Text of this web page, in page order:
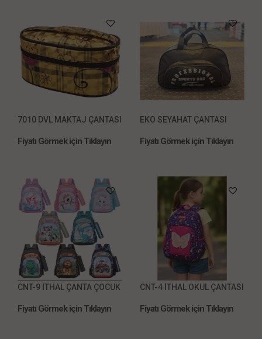
7010 DVL MAKTAJ ÇANTASI
Fiyatı Görmek için Tıklayın
EKO SEYAHAT ÇANTASI
Fiyatı Görmek için Tıklayın
CNT-9 İTHAL ÇANTA ÇOCUK
Fiyatı Görmek için Tıklayın
CNT-4 İTHAL OKUL ÇANTASI
Fiyatı Görmek için Tıklayın